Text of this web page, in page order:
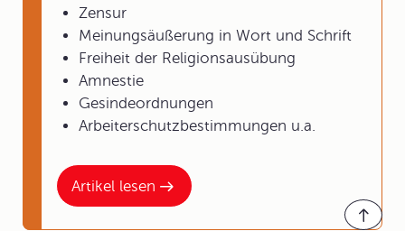
Artikel lesen
Zensur
Meinungsäußerung in Wort und Schrift
Freiheit der Religionsausübung
Amnestie
Gesindeordnungen
Arbeiterschutzbestimmungen u.a.